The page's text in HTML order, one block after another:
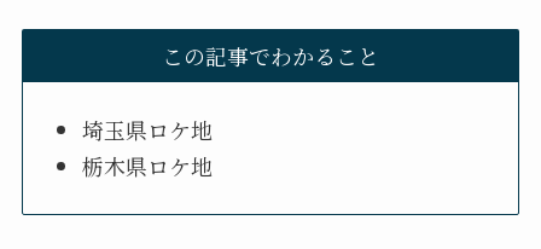
この記事でわかること
埼玉県ロケ地
栃木県ロケ地